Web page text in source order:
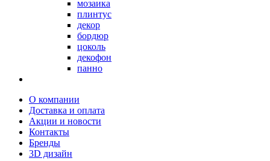
мозаика
плинтус
декор
бордюр
цоколь
декофон
панно
О компании
Доставка и оплата
Акции и новости
Контакты
Бренды
3D дизайн